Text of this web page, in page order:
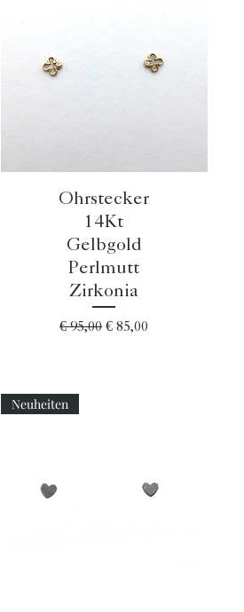
Schnellansicht
Ohrstecker
14Kt
Gelbgold
Perlmutt
Zirkonia
Standardpreis
€ 95,00Sale-Preis
€ 85,00
Neuheiten